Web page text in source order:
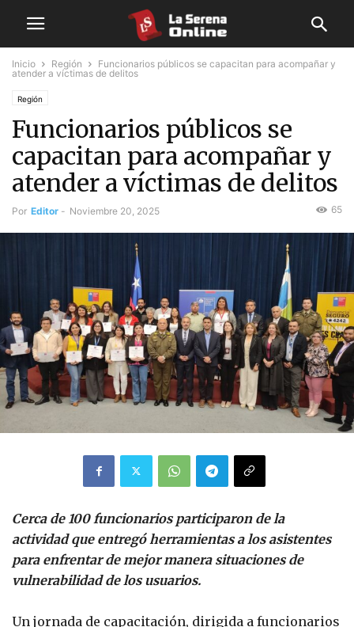
Inicio Región
Funcionarios públicos se capacitan para acompañar y
atender a víctimas de delitos
Región
Funcionarios públicos se
capacitan para acompañar y
atender a víctimas de delitos
Por Editor - Noviembre 20, 2025 65
Cerca de 100 funcionarios participaron de la
actividad que entregó herramientas a los asistentes
para enfrentar de mejor manera situaciones de
vulnerabilidad de los usuarios.
Un jornada de capacitación, dirigida a funcionarios